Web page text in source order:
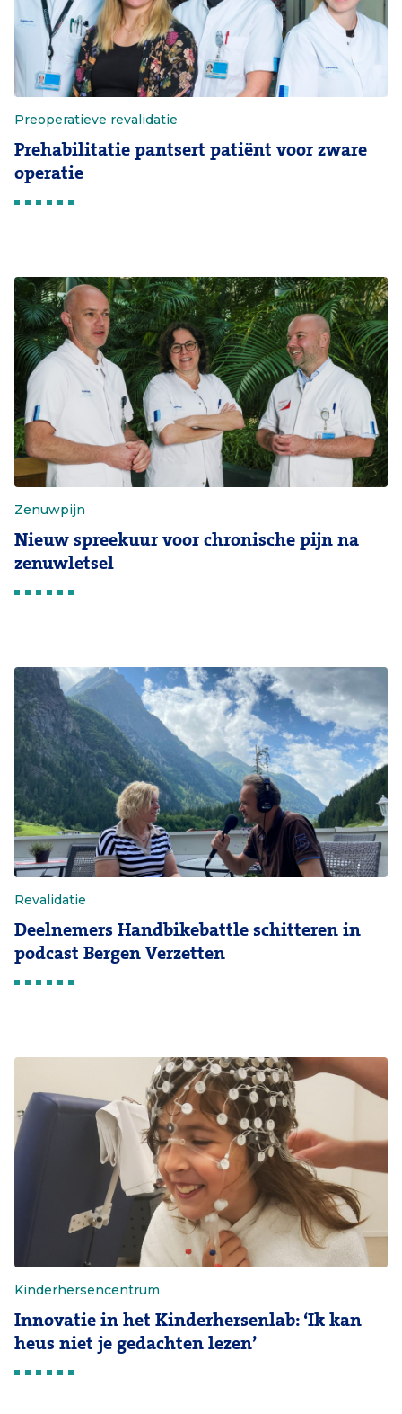
Preoperatieve revalidatie
Prehabilitatie pantsert patiënt voor zware
operatie
Zenuwpijn
Nieuw spreekuur voor chronische pijn na
zenuwletsel
Revalidatie
Deelnemers Handbikebattle schitteren in
podcast Bergen Verzetten
Kinderhersencentrum
Innovatie in het Kinderhersenlab: ‘Ik kan
heus niet je gedachten lezen’